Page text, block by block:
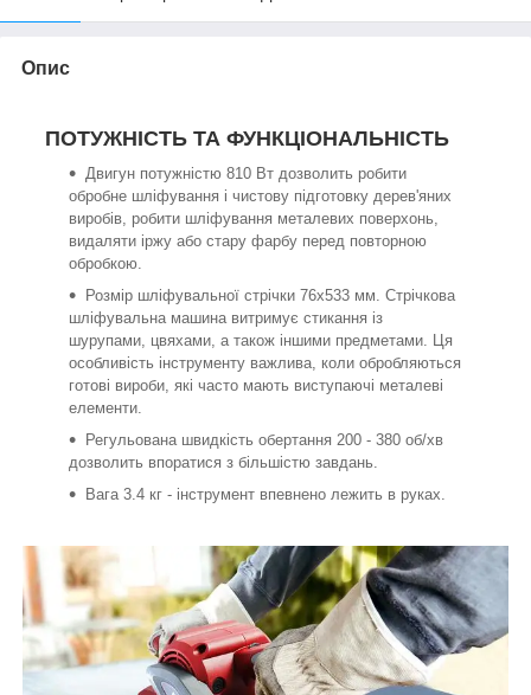
Опис
ПОТУЖНІСТЬ ТА ФУНКЦІОНАЛЬНІСТЬ
Двигун потужністю 810 Вт дозволить робити
обробне шліфування і чистову підготовку дерев'яних
виробів, робити шліфування металевих поверхонь,
видаляти іржу або стару фарбу перед повторною
обробкою.
Розмір шліфувальної стрічки 76x533 мм. Стрічкова
шліфувальна машина витримує стикання із
шурупами, цвяхами, а також іншими предметами. Ця
особливість інструменту важлива, коли обробляються
готові вироби, які часто мають виступаючі металеві
елементи.
Регульована швидкість обертання 200 - 380 об/хв
дозволить впоратися з більшістю завдань.
Вага 3.4 кг - інструмент впевнено лежить в руках.